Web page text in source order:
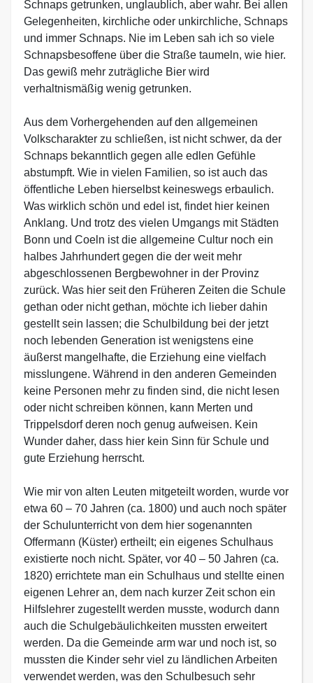
Schnaps getrunken, unglaublich, aber wahr. Bei allen
Gelegenheiten, kirchliche oder unkirchliche, Schnaps
und immer Schnaps. Nie im Leben sah ich so viele
Schnapsbesoffene über die Straße taumeln, wie hier.
Das gewiß mehr zuträgliche Bier wird
verhaltnismäßig wenig getrunken.
Aus dem Vorhergehenden auf den allgemeinen
Volkscharakter zu schließen, ist nicht schwer, da der
Schnaps bekanntlich gegen alle edlen Gefühle
abstumpft. Wie in vielen Familien, so ist auch das
öffentliche Leben hierselbst keineswegs erbaulich.
Was wirklich schön und edel ist, findet hier keinen
Anklang. Und trotz des vielen Umgangs mit Städten
Bonn und Coeln ist die allgemeine Cultur noch ein
halbes Jahrhundert gegen die der weit mehr
abgeschlossenen Bergbewohner in der Provinz
zurück. Was hier seit den Früheren Zeiten die Schule
gethan oder nicht gethan, möchte ich lieber dahin
gestellt sein lassen; die Schulbildung bei der jetzt
noch lebenden Generation ist wenigstens eine
äußerst mangelhafte, die Erziehung eine vielfach
misslungene. Während in den anderen Gemeinden
keine Personen mehr zu finden sind, die nicht lesen
oder nicht schreiben können, kann Merten und
Trippelsdorf deren noch genug aufweisen. Kein
Wunder daher, dass hier kein Sinn für Schule und
gute Erziehung herrscht.
Wie mir von alten Leuten mitgeteilt worden, wurde vor
etwa 60 – 70 Jahren (ca. 1800) und auch noch später
der Schulunterricht von dem hier sogenannten
Offermann (Küster) ertheilt; ein eigenes Schulhaus
existierte noch nicht. Später, vor 40 – 50 Jahren (ca.
1820) errichtete man ein Schulhaus und stellte einen
eigenen Lehrer an, dem nach kurzer Zeit schon ein
Hilfslehrer zugestellt werden musste, wodurch dann
auch die Schulgebäulichkeiten mussten erweitert
werden. Da die Gemeinde arm war und noch ist, so
mussten die Kinder sehr viel zu ländlichen Arbeiten
verwendet werden, was den Schulbesuch sehr